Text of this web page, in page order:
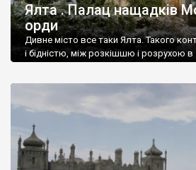
Ялта . Палац нащадків
орди
Дивне місто все таки Ялта. Такого
і бідністю, між розкішшю і розрухою в